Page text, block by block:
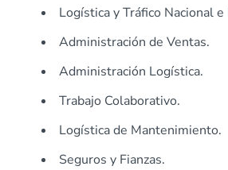
Logística y Tráfico Nacional
Administración de Ventas.
Administración Logística.
Trabajo Colaborativo.
Logística de Mantenimiento.
Seguros y Fianzas.